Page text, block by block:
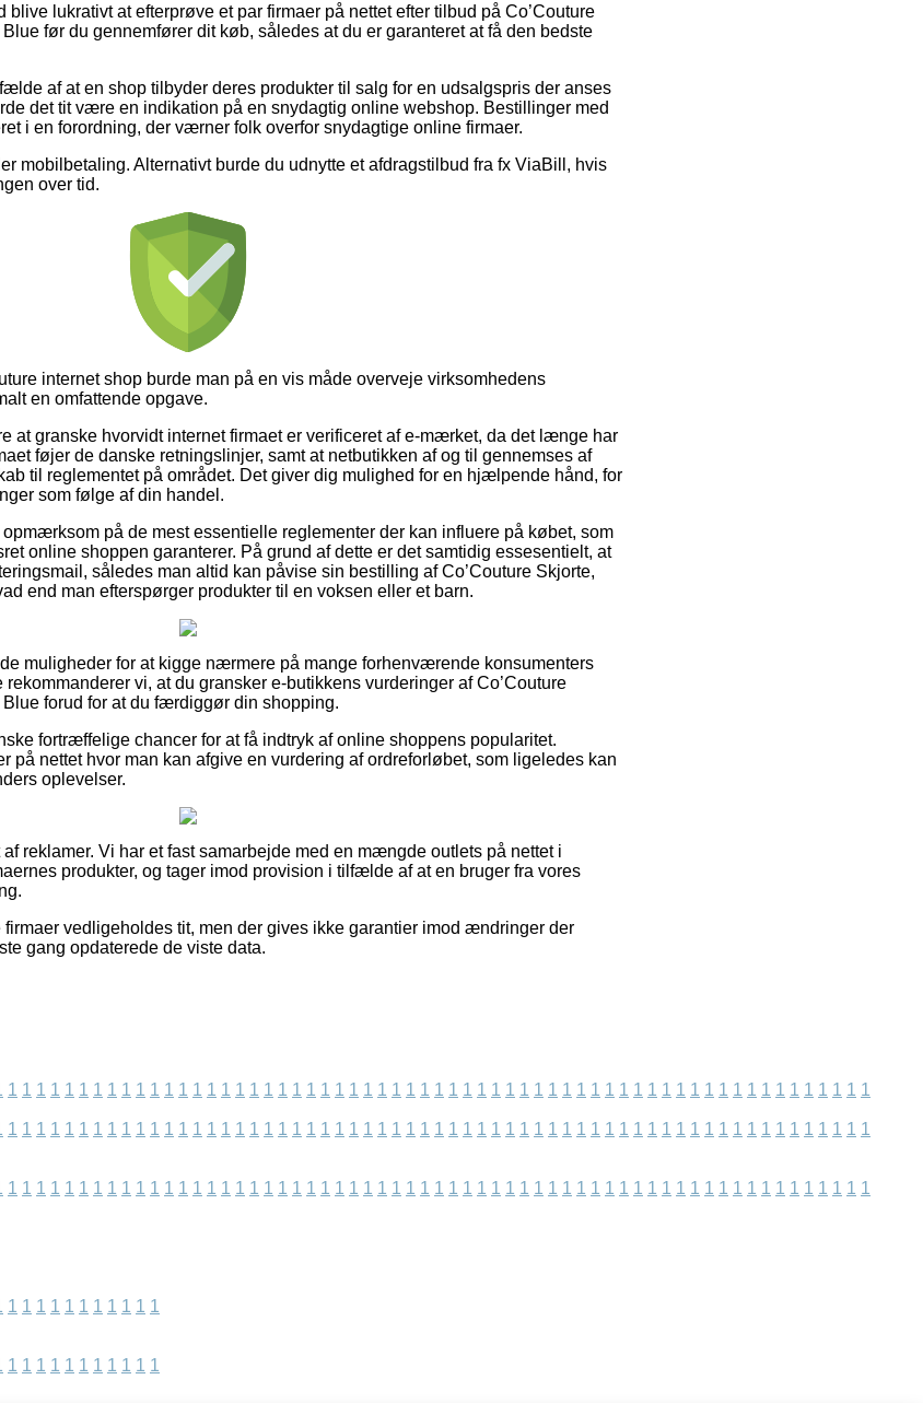
lukrativt at efterprøve et par firmaer på nettet efter tilbud på Co’Couture
før du gennemfører dit køb, således at du er garanteret at få den bedste
af at en shop tilbyder deres produkter til salg for en udsalgspris der anses
det tit være en indikation på en snydagtig online webshop. Bestillinger med
i en forordning, der værner folk overfor snydagtige online firmaer.
mobilbetaling. Alternativt burde du udnytte et afdragstilbud fra fx ViaBill, hvis
over tid.
internet shop burde man på en vis måde overveje virksomhedens
en omfattende opgave.
at granske hvorvidt internet firmaet er verificeret af e-mærket, da det længe har
føjer de danske retningslinjer, samt at netbutikken af og til gennemses af
til reglementet på området. Det giver dig mulighed for en hjælpende hånd, for
som følge af din handel.
opmærksom på de mest essentielle reglementer der kan influere på købet, som
online shoppen garanterer. På grund af dette er det samtidig essesentielt, at
således man altid kan påvise sin bestilling af Co’Couture Skjorte,
end man efterspørger produkter til en voksen eller et barn.
muligheder for at kigge nærmere på mange forhenværende konsumenters
vi, at du gransker e-butikkens vurderinger af Co’Couture
forud for at du færdiggør din shopping.
fortræffelige chancer for at få indtryk af online shoppens popularitet.
på nettet hvor man kan afgive en vurdering af ordreforløbet, som ligeledes kan
oplevelser.
reklamer. Vi har et fast samarbejde med en mængde outlets på nettet i
produkter, og tager imod provision i tilfælde af at en bruger fra vores
vedligeholdes tit, men der gives ikke garantier imod ændringer der
gang opdaterede de viste data.
1 1 1 1 1 1 1 1 1 1 1 1 1 1 1 1 1 1 1 1 1 1 1 1 1 1 1 1 1 1 1 1 1 1 1 1 1 1 1 1 1 1 1 1 1 1 1 1 1 1 1 1 1 1 1 1 1 1 1 1 1
1 1 1 1 1 1 1 1 1 1 1 1 1 1 1 1 1 1 1 1 1 1 1 1 1 1 1 1 1 1 1 1 1 1 1 1 1 1 1 1 1 1 1 1 1 1 1 1 1 1 1 1 1 1 1 1 1 1 1 1 1
1 1 1 1 1 1 1 1 1 1 1 1 1 1 1 1 1 1 1 1 1 1 1 1 1 1 1 1 1 1 1 1 1 1 1 1 1 1 1 1 1 1 1 1 1 1 1 1 1 1 1 1 1 1 1 1 1 1 1 1 1
1 1 1 1 1 1 1 1 1 1 1
1 1 1 1 1 1 1 1 1 1 1